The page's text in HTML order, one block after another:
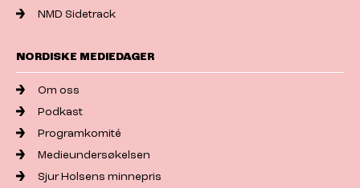
NMD Sidetrack
NORDISKE MEDIEDAGER
Om oss
Podkast
Programkomité
Medieundersøkelsen
Sjur Holsens minnepris